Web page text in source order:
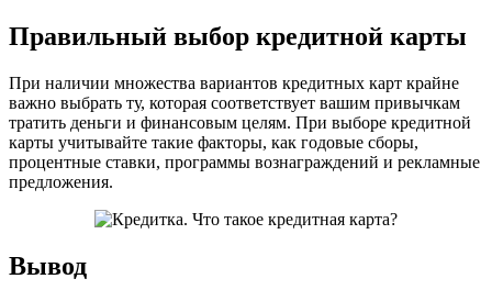
Правильный выбор кредитной карты
При наличии множества вариантов кредитных карт крайне
важно выбрать ту, которая соответствует вашим привычкам
тратить деньги и финансовым целям. При выборе кредитной
карты учитывайте такие факторы, как годовые сборы,
процентные ставки, программы вознаграждений и рекламные
предложения.
Вывод